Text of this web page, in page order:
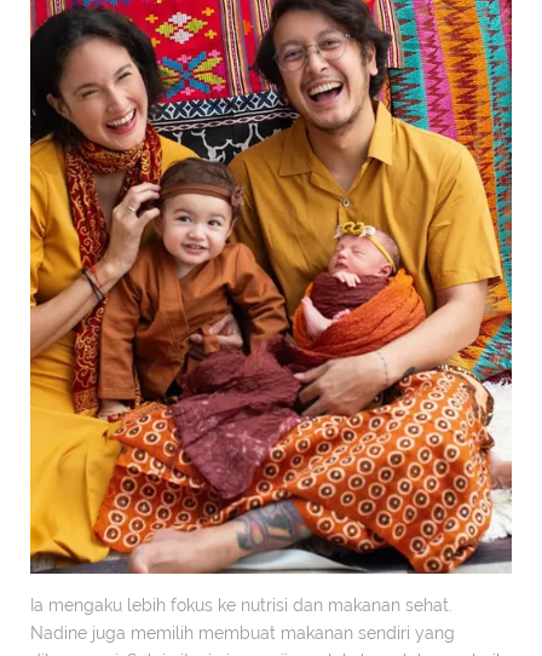
Ia mengaku lebih fokus ke nutrisi dan makanan sehat.
Nadine juga memilih membuat makanan sendiri yang